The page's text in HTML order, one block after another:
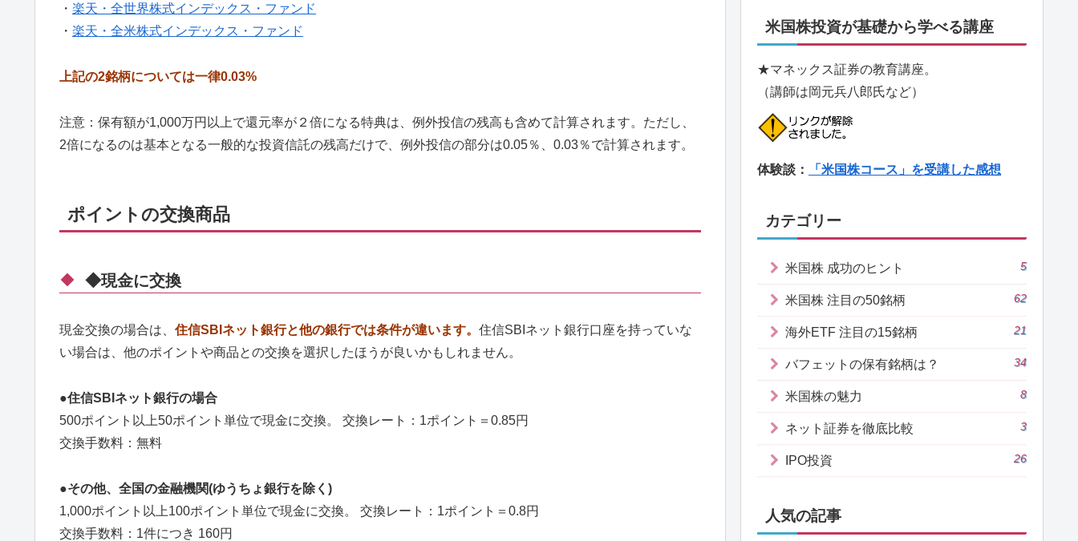
・ 楽天・全世界株式インデックス・ファンド
・ 楽天・全米株式インデックス・ファンド
上記の2銘柄については一律0.03%
注意：保有額が1,000万円以上で還元率が２倍になる特典は、例外投信の残高も含めて計算されます。ただし、
2倍になるのは基本となる一般的な投資信託の残高だけで、例外投信の部分は0.05％、0.03％で計算されます。
ポイントの交換商品
◆現金に交換
現金交換の場合は、 住信SBIネット銀行と他の銀行では条件が違います。 住信SBIネット銀行口座を持っていな
い場合は、他のポイントや商品との交換を選択したほうが良いかもしれません。
●住信SBIネット銀行の場合
500ポイント以上50ポイント単位で現金に交換。 交換レート：1ポイント＝0.85円
交換手数料：無料
●その他、全国の金融機関(ゆうちょ銀行を除く)
1,000ポイント以上100ポイント単位で現金に交換。 交換レート：1ポイント＝0.8円
交換手数料：1件につき 160円
米国株投資が基礎から学べる講座
★マネックス証券の教育講座。
（講師は岡元兵八郎氏など）
体験談： 「米国株コース」を受講した感想
カテゴリー
米国株 成功のヒント 5
米国株 注目の50銘柄 62
海外ETF 注目の15銘柄 21
バフェットの保有銘柄は？ 34
米国株の魅力 8
ネット証券を徹底比較 3
IPO投資 26
人気の記事